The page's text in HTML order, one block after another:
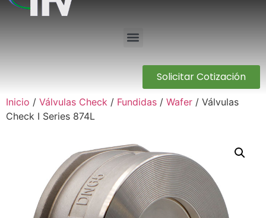
Solicitar Cotización
Inicio / Válvulas Check / Fundidas / Wafer / Válvulas
Check I Series 874L